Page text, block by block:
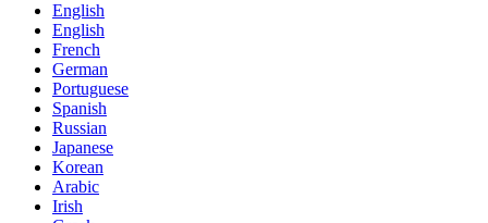
English
English
French
German
Portuguese
Spanish
Russian
Japanese
Korean
Arabic
Irish